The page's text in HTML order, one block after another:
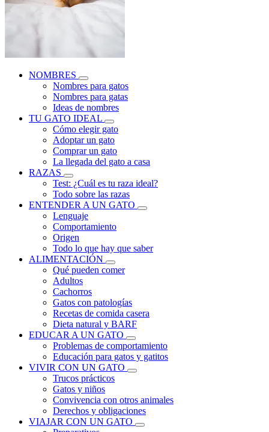
NOMBRES
Nombres para gatos
Nombres para gatas
Ideas de nombres
TU GATO IDEAL
Cómo elegir gato
Adoptar un gato
Comprar un gato
La llegada del gato a casa
RAZAS
Test: ¿Cuál es tu raza ideal?
Todo sobre las razas
ENTENDER A UN GATO
Lenguaje
Comportamiento
Origen
Todo lo que hay que saber
ALIMENTACIÓN
Qué pueden comer
Adultos
Cachorros
Gatos con patologías
Recetas de comida casera
Dieta natural y BARF
EDUCAR A UN GATO
Problemas de comportamiento
Educación para gatos y gatitos
VIVIR CON UN GATO
Trucos prácticos
Gatos y niños
Convivencia con otros animales
Derechos y obligaciones
VIAJAR CON UN GATO